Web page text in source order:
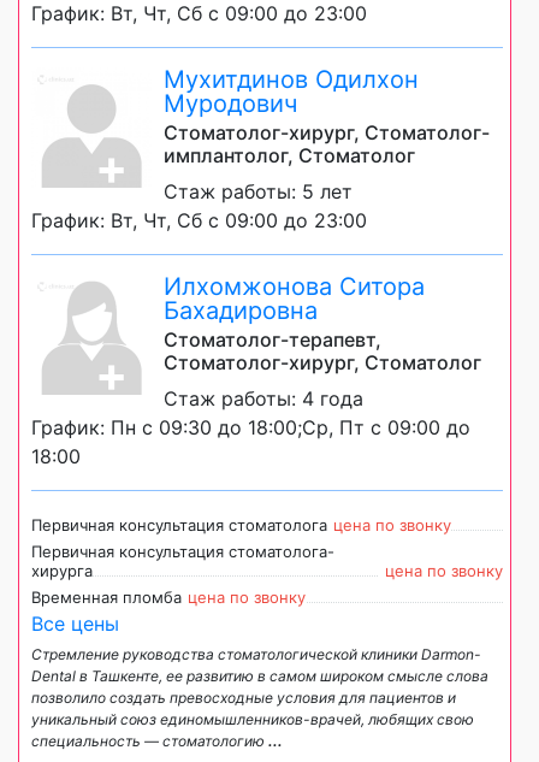
График: Вт, Чт, Сб с 09:00 до 23:00
Мухитдинов Одилхон
Муродович
Стоматолог-хирург, Стоматолог-
имплантолог, Стоматолог
Стаж работы: 5 лет
График: Вт, Чт, Сб с 09:00 до 23:00
Илхомжонова Ситора
Бахадировна
Стоматолог-терапевт,
Стоматолог-хирург, Стоматолог
Стаж работы: 4 года
График: Пн с 09:30 до 18:00;Ср, Пт с 09:00 до
18:00
Первичная консультация стоматолога цена по звонку
Первичная консультация стоматолога-
хирурга
цена по звонку
Временная пломба цена по звонку
Все цены
Стремление руководства стоматологической клиники Darmon-
Dental в Ташкенте, ее развитию в самом широком смысле слова
позволило создать превосходные условия для пациентов и
уникальный cоюз единомышленников-врачей, любящих свою
специальность — стоматологию ...